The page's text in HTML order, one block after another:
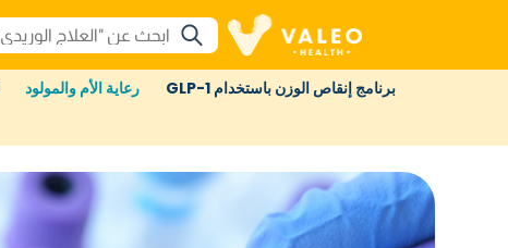
برنامج إنقاص الوزن باستخدام GLP-1 رعاية الأم والمولود